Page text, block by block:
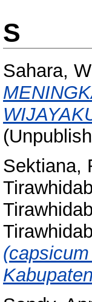
S
Sahara,
Sektiana,